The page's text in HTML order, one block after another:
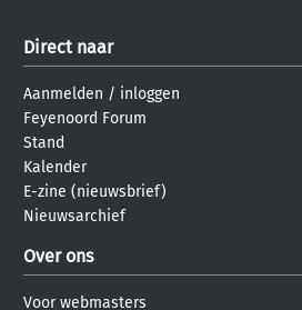
Direct naar
Aanmelden / inloggen
Feyenoord Forum
Stand
Kalender
E-zine (nieuwsbrief)
Nieuwsarchief
Over ons
Voor webmasters